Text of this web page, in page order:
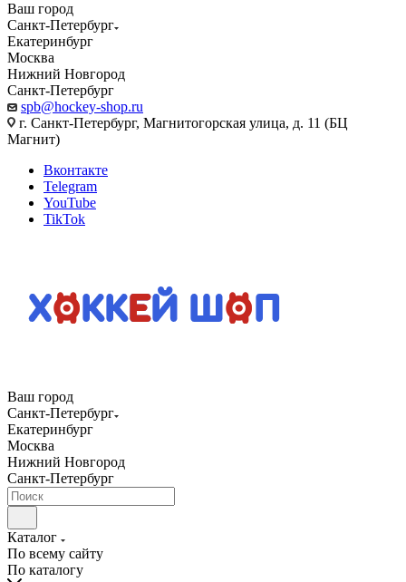
Ваш город
Санкт-Петербург
Екатеринбург
Москва
Нижний Новгород
Санкт-Петербург
spb@hockey-shop.ru
г. Санкт-Петербург, Магнитогорская улица, д. 11 (БЦ
Магнит)
Вконтакте
Telegram
YouTube
TikTok
Ваш город
Санкт-Петербург
Екатеринбург
Москва
Нижний Новгород
Санкт-Петербург
Каталог
По всему сайту
По каталогу